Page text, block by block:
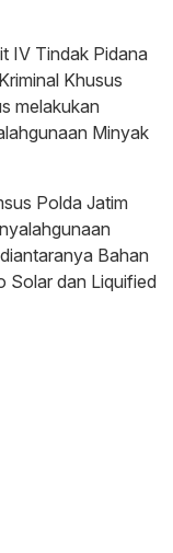
IV Tindak Pidana
Khusus
melakukan
Minyak
Polda Jatim
Bahan
Solar dan Liquified